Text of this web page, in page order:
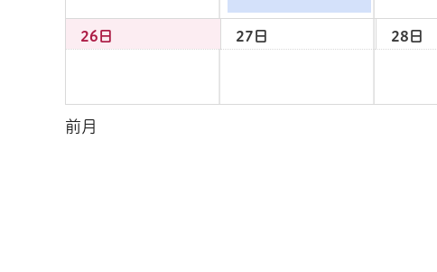
26日 27日 28日
前月